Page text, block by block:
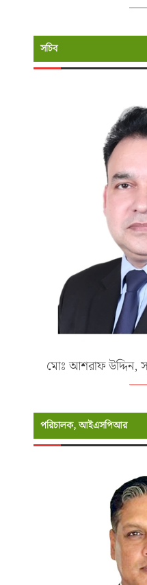
বাংলাদেশ বিমান বাহিনীর ১৩১ তম
কমান্ড ও...
জুন ৯, ২০২৬
সচিব
মোঃ আশরাফ উদ্দিন,
পরিচালক, আইএসপিআর